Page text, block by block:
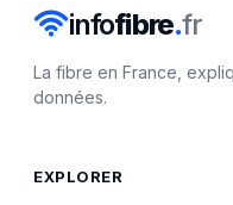
infofibre.fr
La fibre en France,
données.
EXPLORER